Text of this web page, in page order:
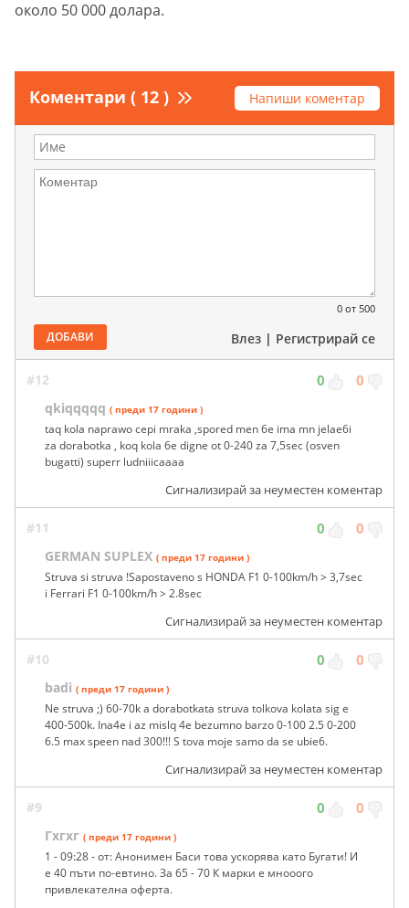
около 50 000 долара.
Коментари ( 12 ) Напиши коментар
0 от 500
ДОБАВИ Влез | Регистрирай се
#12 0 0
qkiqqqqq ( преди 17 години )
taq kola naprawo cepi mraka ,spored men 6e ima mn jelae6i
za dorabotka , koq kola 6e digne ot 0-240 za 7,5sec (osven
bugatti) superr ludniiicaaaa
Сигнализирай за неуместен коментар
#11 0 0
GERMAN SUPLEX ( преди 17 години )
Struva si struva !Sapostaveno s HONDA F1 0-100km/h > 3,7sec
i Ferrari F1 0-100km/h > 2.8sec
Сигнализирай за неуместен коментар
#10 0 0
badi ( преди 17 години )
Ne struva ;) 60-70k a dorabotkata struva tolkova kolata sig e
400-500k. Ina4e i az mislq 4e bezumno barzo 0-100 2.5 0-200
6.5 max speen nad 300!!! S tova moje samo da se ubie6.
Сигнализирай за неуместен коментар
#9 0 0
Гхгхг ( преди 17 години )
1 - 09:28 - от: Анонимен Баси това ускорява като Бугати! И
е 40 пъти по-евтино. За 65 - 70 К марки е мнооого
привлекателна оферта.